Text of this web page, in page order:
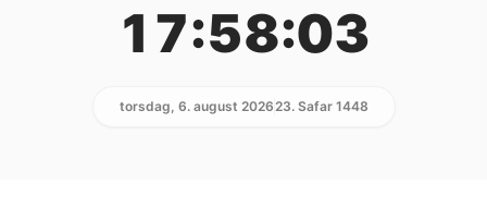
17:58:03
torsdag, 6. august 202623. Safar 1448